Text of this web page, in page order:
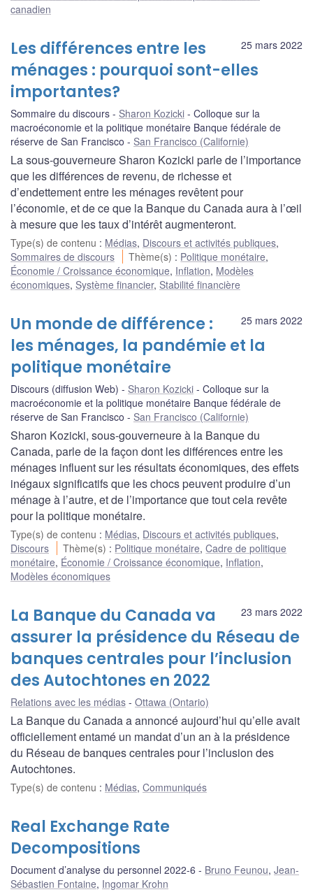
canadien
25 mars 2022
Les différences entre les
ménages : pourquoi sont-elles
importantes?
Sommaire du discours Sharon Kozicki
Colloque sur la
macroéconomie et la politique monétaire Banque fédérale de
réserve de San Francisco
San Francisco (Californie)
La sous-gouverneure Sharon Kozicki parle de l’importance
que les différences de revenu, de richesse et
d’endettement entre les ménages revêtent pour
l’économie, et de ce que la Banque du Canada aura à l’œil
à mesure que les taux d’intérêt augmenteront.
Type(s) de contenu : Médias, Discours et activités publiques,
Sommaires de discours
Thème(s) : Politique monétaire,
Économie / Croissance économique, Inflation, Modèles
économiques, Système financier, Stabilité financière
25 mars 2022
Un monde de différence :
les ménages, la pandémie et la
politique monétaire
Discours (diffusion Web) Sharon Kozicki
Colloque sur la
macroéconomie et la politique monétaire Banque fédérale de
réserve de San Francisco
San Francisco (Californie)
Sharon Kozicki, sous-gouverneure à la Banque du
Canada, parle de la façon dont les différences entre les
ménages influent sur les résultats économiques, des effets
inégaux significatifs que les chocs peuvent produire d’un
ménage à l’autre, et de l’importance que tout cela revête
pour la politique monétaire.
Type(s) de contenu : Médias, Discours et activités publiques,
Discours
Thème(s) : Politique monétaire,Cadre de politique
monétaire, Économie / Croissance économique, Inflation,
Modèles économiques
23 mars 2022
La Banque du Canada va
assurer la présidence du Réseau de
banques centrales pour l’inclusion
des Autochtones en 2022
Relations avec les médias Ottawa (Ontario)
La Banque du Canada a annoncé aujourd’hui qu’elle avait
officiellement entamé un mandat d’un an à la présidence
du Réseau de banques centrales pour l’inclusion des
Autochtones.
Type(s) de contenu : Médias, Communiqués
Real Exchange Rate
Decompositions
Document d’analyse du personnel 2022-6 Bruno Feunou, Jean-
Sébastien Fontaine, Ingomar Krohn